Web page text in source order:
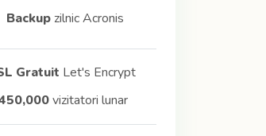
Backup zilnic Acronis
Gratuit Let's Encrypt
vizitatori lunar